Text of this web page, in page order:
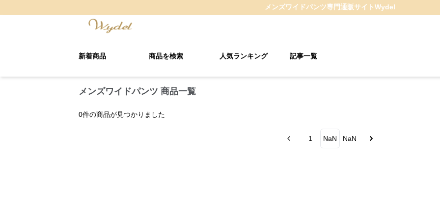
メンズワイドパンツ専門通販サイトWydel
新着商品 商品を検索 人気ランキング 記事一覧
メンズワイドパンツ 商品一覧
0件の商品が見つかりました
1 NaN NaN